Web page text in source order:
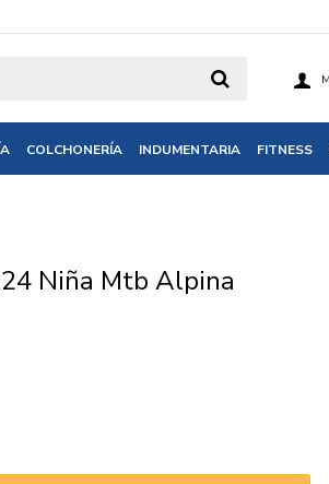
COLCHONERÍA INDUMENTARIA FITNESS
Niña Mtb Alpina